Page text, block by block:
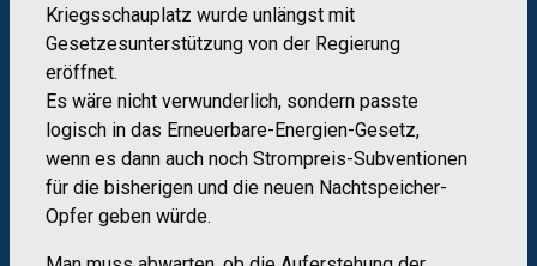
Kriegsschauplatz wurde unlängst mit
Gesetzesunterstützung von der Regierung
eröffnet.
Es wäre nicht verwunderlich, sondern passte
logisch in das Erneuerbare-Energien-Gesetz,
wenn es dann auch noch Strompreis-Subventionen
für die bisherigen und die neuen Nachtspeicher-
Opfer geben würde.